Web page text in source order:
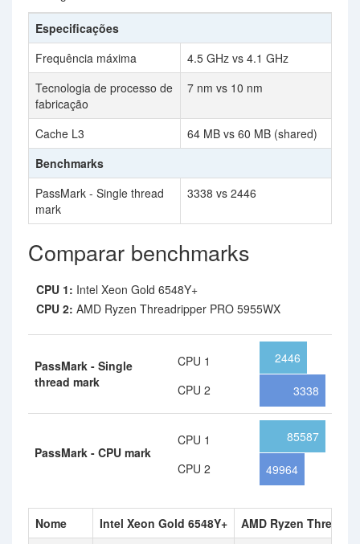
Especificações
Frequência máxima
4.5 GHz vs 4.1 GHz
Tecnologia de processo de
fabricação
7 nm vs 10 nm
Cache L3
64 MB vs 60 MB (shared)
Benchmarks
PassMark - Single thread
mark
3338 vs 2446
Comparar benchmarks
CPU 1: Intel Xeon Gold 6548Y+
CPU 2: AMD Ryzen Threadripper PRO 5955WX
PassMark - Single
thread mark
CPU 1
CPU 2
2446
3338
PassMark - CPU mark
CPU 1
CPU 2
85587
49964
Nome Intel Xeon Gold 6548Y+
AMD Ryzen